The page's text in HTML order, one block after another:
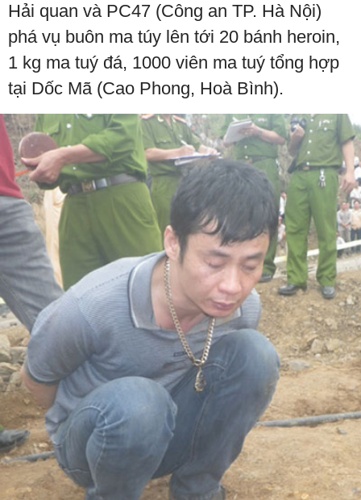
Hải quan và PC47 (Công an TP. Hà Nội)
phá vụ buôn ma túy lên tới 20 bánh heroin,
1 kg ma tuý đá, 1000 viên ma tuý tổng hợp
tại Dốc Mã (Cao Phong, Hoà Bình).